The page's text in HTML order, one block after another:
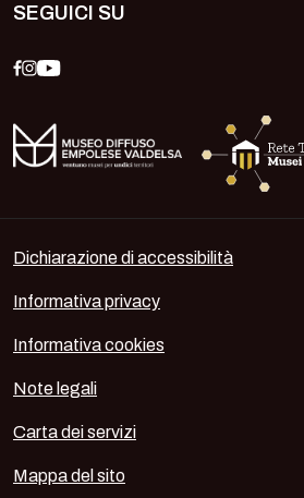
SEGUICI SU
Dichiarazione di accessibilità
Informativa privacy
Informativa cookies
Note legali
Carta dei servizi
Mappa del sito